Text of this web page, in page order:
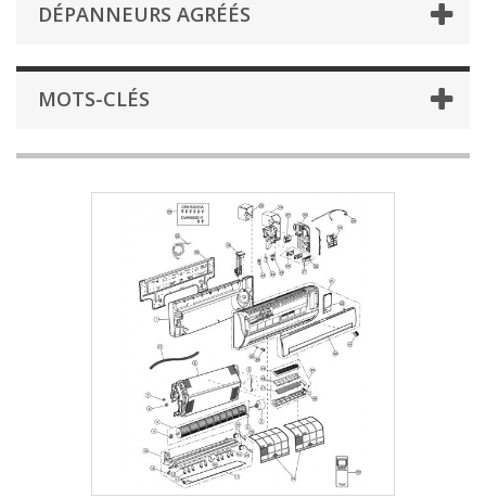
DÉPANNEURS AGRÉÉS
MOTS-CLÉS